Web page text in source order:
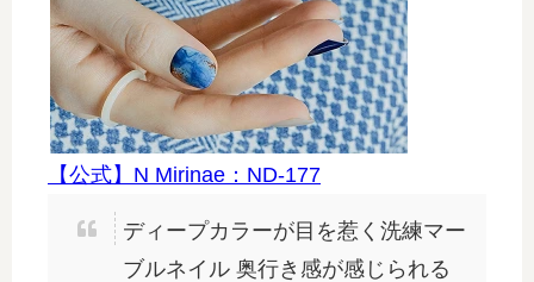
【公式】N Mirinae：ND-177
ディープカラーが目を惹く洗練マー
ブルネイル 奥行き感が感じられる